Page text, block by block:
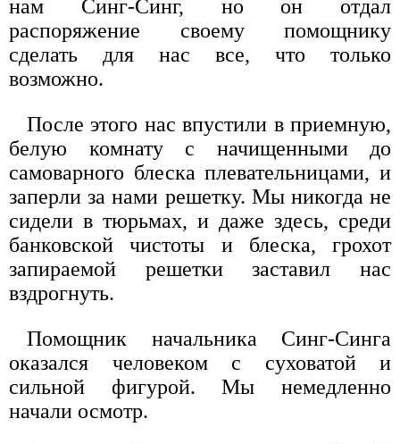
нам Синг-Синг, но он отдал
распоряжение своему помощнику
сделать для нас все, что только
возможно.
После этого нас впустили в приемную,
белую комнату с начищенными до
самоварного блеска плевательницами, и
заперли за нами решетку. Мы никогда не
сидели в тюрьмах, и даже здесь, среди
банковской чистоты и блеска, грохот
запираемой решетки заставил нас
вздрогнуть.
Помощник начальника Синг-Синга
оказался человеком с суховатой и
сильной фигурой. Мы немедленно
начали осмотр.